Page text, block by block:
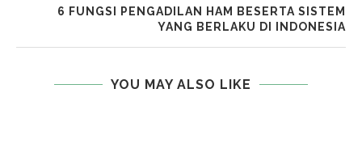
6 FUNGSI PENGADILAN HAM BESERTA SISTEM
YANG BERLAKU DI INDONESIA
YOU MAY ALSO LIKE